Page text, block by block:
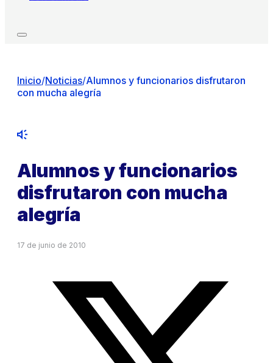
Inicio/Noticias/Alumnos y funcionarios disfrutaron
con mucha alegría
Alumnos y funcionarios
disfrutaron con mucha
alegría
17 de junio de 2010